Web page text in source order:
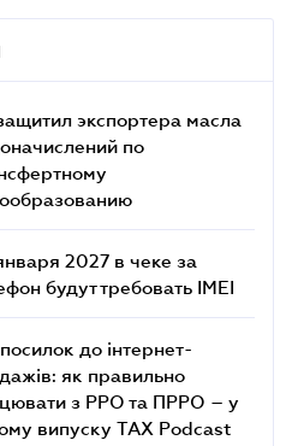
экспортера масла
по
2027 в чеке за
будут требовать IMEI
до інтернет-
як правильно
з РРО та ПРРО – у
випуску TAX Podcast